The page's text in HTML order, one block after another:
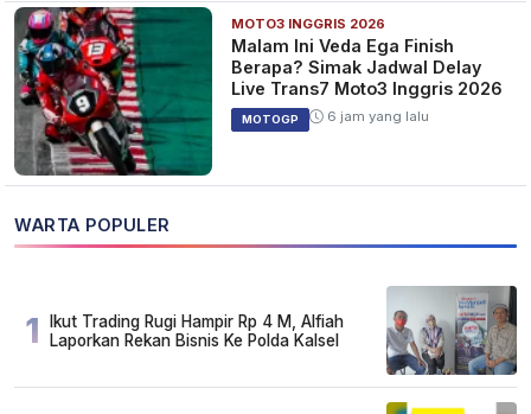
MOTO3 INGGRIS 2026
Malam Ini Veda Ega Finish
Berapa? Simak Jadwal Delay
Live Trans7 Moto3 Inggris 2026
MOTOGP 6 jam yang lalu
WARTA POPULER
1
Ikut Trading Rugi Hampir Rp 4 M, Alfiah
Laporkan Rekan Bisnis Ke Polda Kalsel